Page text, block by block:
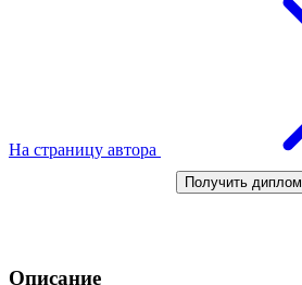
На страницу автора
Получить диплом
Описание